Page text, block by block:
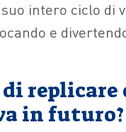
intero ciclo di
e
di replicare
in futuro?